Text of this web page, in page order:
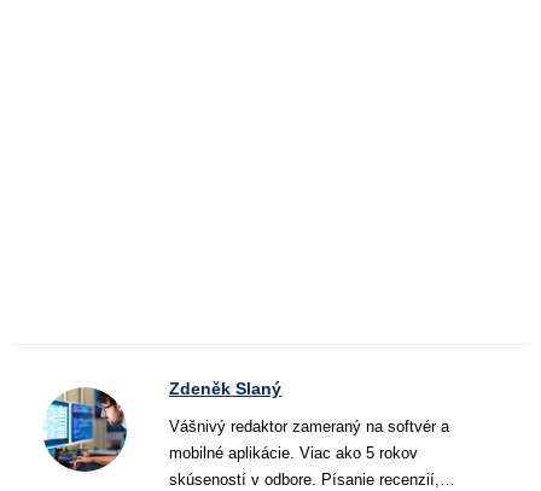
Zdeněk Slaný
Vášnivý redaktor zameraný na softvér a
mobilné aplikácie. Viac ako 5 rokov
skúseností v odbore. Písanie recenzií,